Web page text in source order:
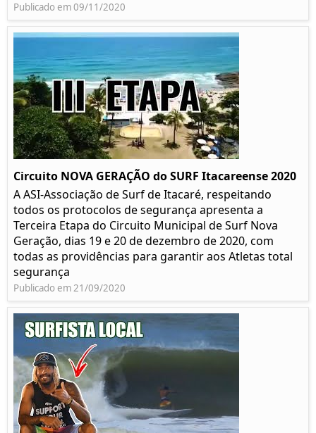
Publicado em 09/11/2020
Circuito NOVA GERAÇÃO do SURF Itacareense 2020
A ASI-Associação de Surf de Itacaré, respeitando
todos os protocolos de segurança apresenta a
Terceira Etapa do Circuito Municipal de Surf Nova
Geração, dias 19 e 20 de dezembro de 2020, com
todas as providências para garantir aos Atletas total
segurança
Publicado em 21/09/2020